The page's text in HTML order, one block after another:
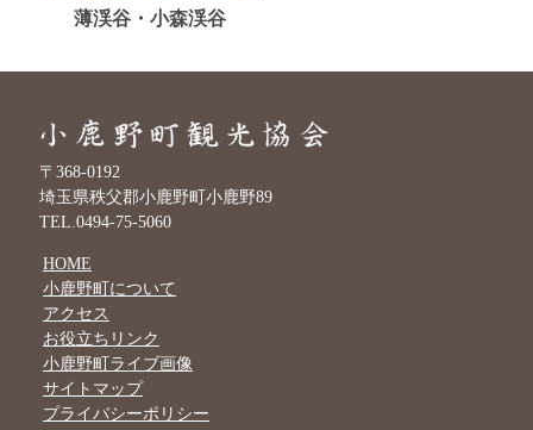
薄渓谷・小森渓谷
〒368-0192
埼玉県秩父郡小鹿野町小鹿野89
TEL.0494-75-5060
HOME
小鹿野町について
アクセス
お役立ちリンク
小鹿野町ライブ画像
サイトマップ
プライバシーポリシー